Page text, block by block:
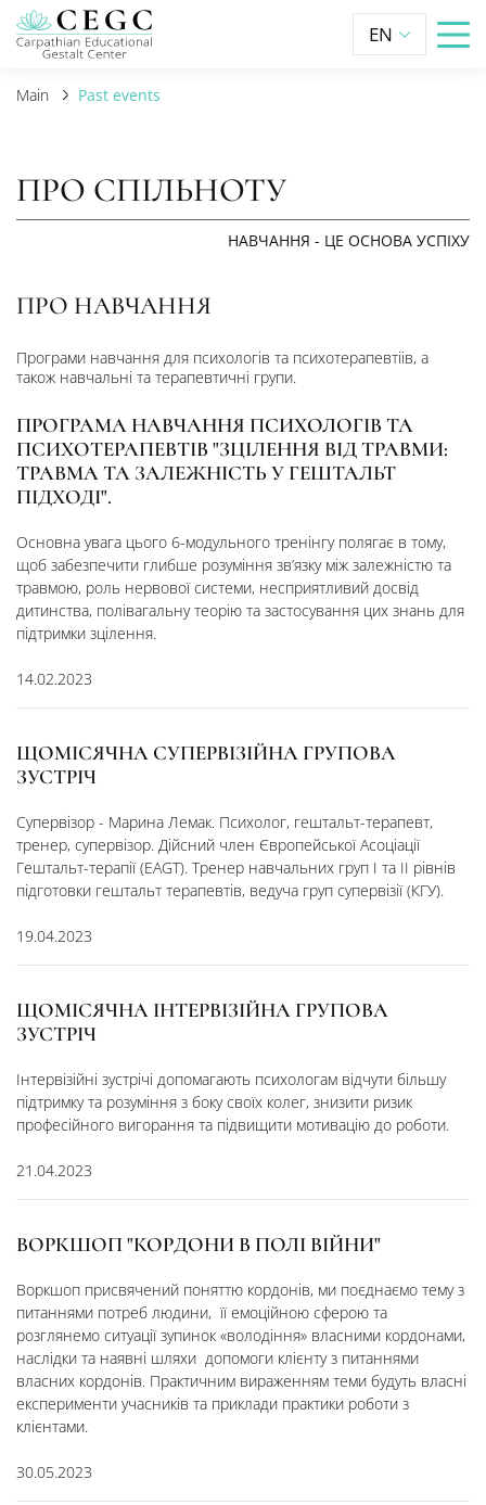
EN
Main Past events
ПРО СПІЛЬНОТУ
НАВЧАННЯ - ЦЕ ОСНОВА УСПІХУ
ПРО НАВЧАННЯ
Програми навчання для психологів та психотерапевтіів, а
також навчальні та терапевтичні групи.
ПРОГРАМА НАВЧАННЯ ПСИХОЛОГІВ ТА
ПСИХОТЕРАПЕВТІВ "ЗЦІЛЕННЯ ВІД ТРАВМИ:
ТРАВМА ТА ЗАЛЕЖНІСТЬ У ГЕШТАЛЬТ
ПІДХОДІ".
Основна увага цього 6-модульного тренінгу полягає в тому,
щоб забезпечити глибше розуміння зв’язку між залежністю та
травмою, роль нервової системи, несприятливий досвід
дитинства, полівагальну теорію та застосування цих знань для
підтримки зцілення.
14.02.2023
ЩОМІСЯЧНА СУПЕРВІЗІЙНА ГРУПОВА
ЗУСТРІЧ
Супервізор - Марина Лемак. Психолог, гештальт-терапевт,
тренер, супервізор. ​Дійсний член Європейської Асоціації
Гештальт-терапії (EAGT). Тренер навчальних груп I та II рівнів
підготовки гештальт терапевтів, ведуча груп супервізії (КГУ).
19.04.2023
ЩОМІСЯЧНА ІНТЕРВІЗІЙНА ГРУПОВА
ЗУСТРІЧ
Інтервізійні зустрічі допомагають психологам відчути більшу
підтримку та розуміння з боку своїх колег, знизити ризик
професійного вигорання та підвищити мотивацію до роботи.
21.04.2023
ВОРКШОП "КОРДОНИ В ПОЛІ ВІЙНИ"
Воркшоп присвячений поняттю кордонів, ми поєднаємо тему з
питаннями потреб людини, її емоційною сферою та
розглянемо ситуації зупинок «володіння» власними кордонами,
наслідки та наявні шляхи допомоги клієнту з питаннями
власних кордонів. Практичним вираженням теми будуть власні
експерименти учасників та приклади практики роботи з
клієнтами.
30.05.2023